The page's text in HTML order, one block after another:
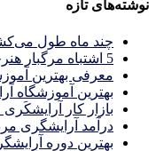
نوشته‌های تازه
چند ماه طول
5 اشتباه مرگبار هنرجویان آرایشگری مردانه در کرج
معرفی بهترین
بهترین آموزشگاه
بازار كار آرايشكَرى
درآمد آرایشگری
بهترین دوره